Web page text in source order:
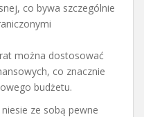
co bywa szczególnie
można dostosować
co znacznie
budżetu.
niesie ze sobą pewne